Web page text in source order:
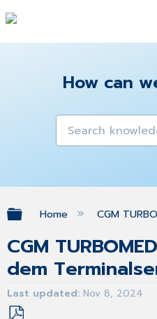
How can
Expand/
Home CGM
CGM
dem
Last updated Nov 8, 2024